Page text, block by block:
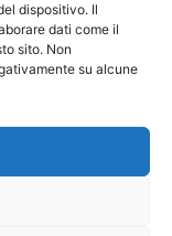
dispositivo. Il
dati come il
sito. Non
su alcune
dei Biologi:
Vincenzo